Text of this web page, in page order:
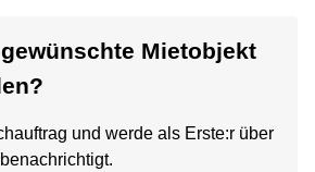
Mietobjekt
und werde als Erste:r über